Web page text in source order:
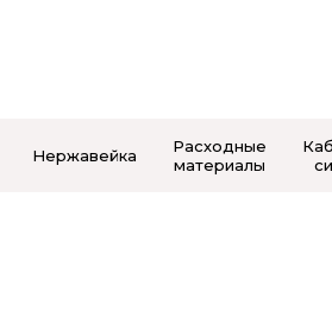
Нержавейка
Расходные
материалы